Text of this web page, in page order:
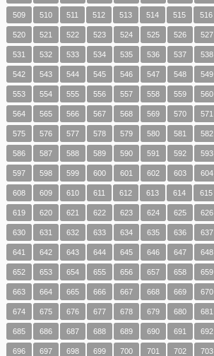
509 510 511 512 513 514 515 516
520 521 522 523 524 525 526 527
531 532 533 534 535 536 537 538
542 543 544 545 546 547 548 549
553 554 555 556 557 558 559 560
564 565 566 567 568 569 570 571
575 576 577 578 579 580 581 582
586 587 588 589 590 591 592 593
597 598 599 600 601 602 603 604
608 609 610 611 612 613 614 615
619 620 621 622 623 624 625 626
630 631 632 633 634 635 636 637
641 642 643 644 645 646 647 648
652 653 654 655 656 657 658 659
663 664 665 666 667 668 669 670
674 675 676 677 678 679 680 681
685 686 687 688 689 690 691 692
696 697 698 699 700 701 702 703